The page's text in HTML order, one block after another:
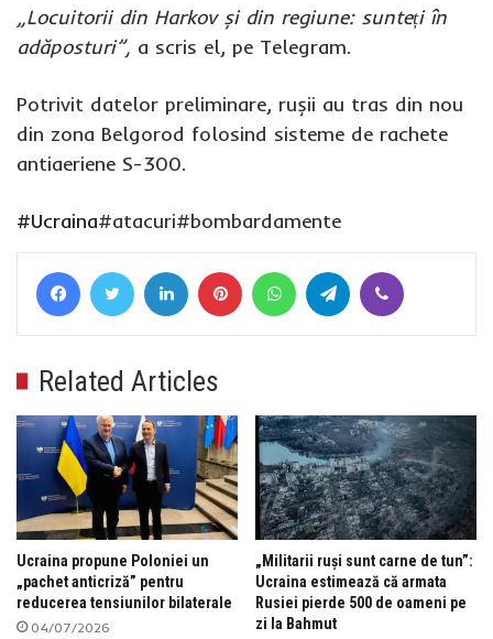
„Locuitorii din Harkov și din regiune: sunteți în
adăposturi”, a scris el, pe Telegram.
Potrivit datelor preliminare, rușii au tras din nou
din zona Belgorod folosind sisteme de rachete
antiaeriene S-300.
#Ucraina#atacuri#bombardamente
FacebookTwitter LinkedIn Pinterest WhatsAppTelegram
Related Articles
Ucraina propune Poloniei un
„pachet anticriză” pentru
reducerea tensiunilor bilaterale
04/07/2026
„Militarii ruși sunt carne de tun”:
Ucraina estimează că armata
Rusiei pierde 500 de oameni pe
zi la Bahmut